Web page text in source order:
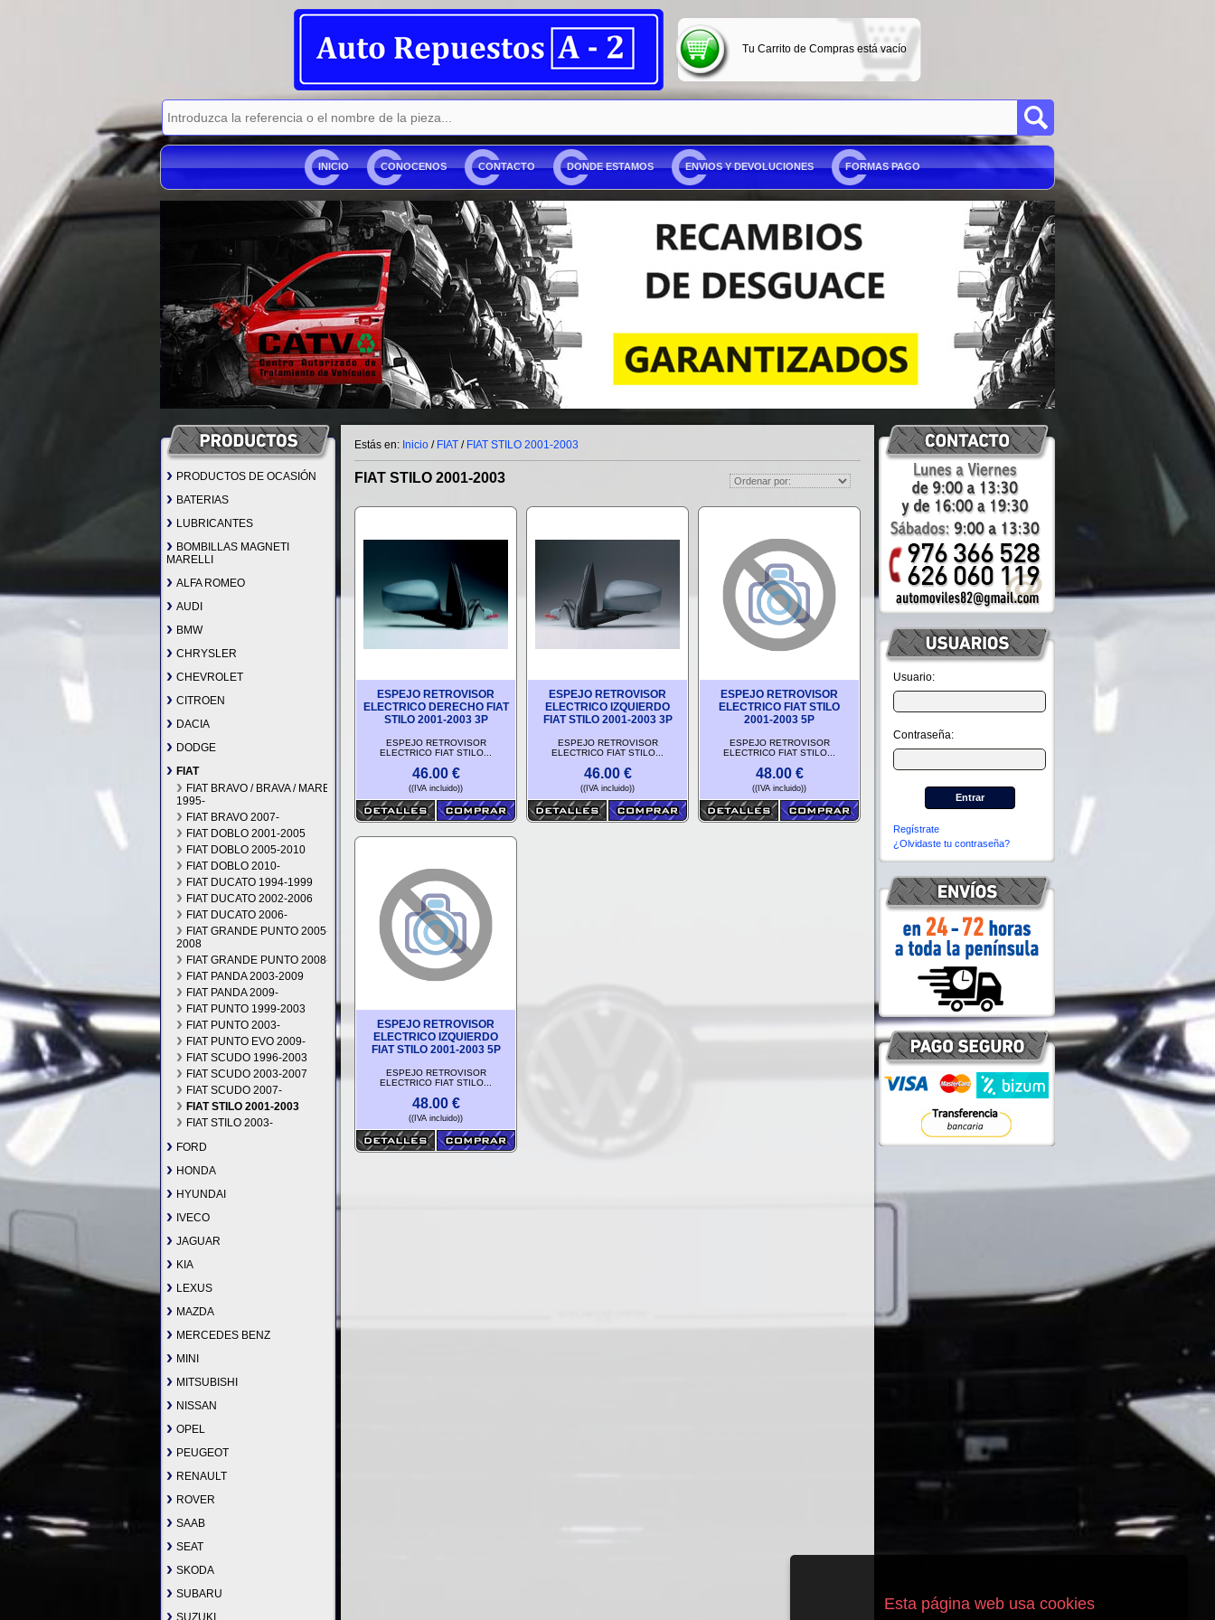
Tu Carrito de Compras está vacío
INICIO CONOCENOS CONTACTO DONDE ESTAMOS ENVIOS Y DEVOLUCIONES FORMAS PAGO
PRODUCTOS DE OCASIÓN
BATERIAS
LUBRICANTES
BOMBILLAS MAGNETI
MARELLI
ALFA ROMEO
AUDI
BMW
CHRYSLER
CHEVROLET
CITROEN
DACIA
DODGE
FIAT
FIAT BRAVO / BRAVA / MAREA
1995-
FIAT BRAVO 2007-
FIAT DOBLO 2001-2005
FIAT DOBLO 2005-2010
FIAT DOBLO 2010-
FIAT DUCATO 1994-1999
FIAT DUCATO 2002-2006
FIAT DUCATO 2006-
FIAT GRANDE PUNTO 2005-
2008
FIAT GRANDE PUNTO 2008-
FIAT PANDA 2003-2009
FIAT PANDA 2009-
FIAT PUNTO 1999-2003
FIAT PUNTO 2003-
FIAT PUNTO EVO 2009-
FIAT SCUDO 1996-2003
FIAT SCUDO 2003-2007
FIAT SCUDO 2007-
FIAT STILO 2001-2003
FIAT STILO 2003-
FORD
HONDA
HYUNDAI
IVECO
JAGUAR
KIA
LEXUS
MAZDA
MERCEDES BENZ
MINI
MITSUBISHI
NISSAN
OPEL
PEUGEOT
RENAULT
ROVER
SAAB
SEAT
SKODA
SUBARU
SUZUKI
Estás en: Inicio / FIAT / FIAT STILO 2001-2003
FIAT STILO 2001-2003
ESPEJO RETROVISOR
ELECTRICO DERECHO FIAT
STILO 2001-2003 3P
ESPEJO RETROVISOR
ELECTRICO FIAT STILO...
46.00€
((IVA incluido))
ESPEJO RETROVISOR
ELECTRICO IZQUIERDO
FIAT STILO 2001-2003 3P
ESPEJO RETROVISOR
ELECTRICO FIAT STILO...
46.00€
((IVA incluido))
ESPEJO RETROVISOR
ELECTRICO FIAT STILO
2001-2003 5P
ESPEJO RETROVISOR
ELECTRICO FIAT STILO...
48.00€
((IVA incluido))
ESPEJO RETROVISOR
ELECTRICO IZQUIERDO
FIAT STILO 2001-2003 5P
ESPEJO RETROVISOR
ELECTRICO FIAT STILO...
48.00€
((IVA incluido))
Usuario:
Contraseña:
Regístrate
¿Olvidaste tu contraseña?
Esta página web usa cookies